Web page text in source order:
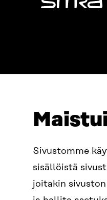
Sivustomme
sisällöistä
joitakin
Sitra
ADDRESS
160,
00181
How to get to
BUSINESS ID